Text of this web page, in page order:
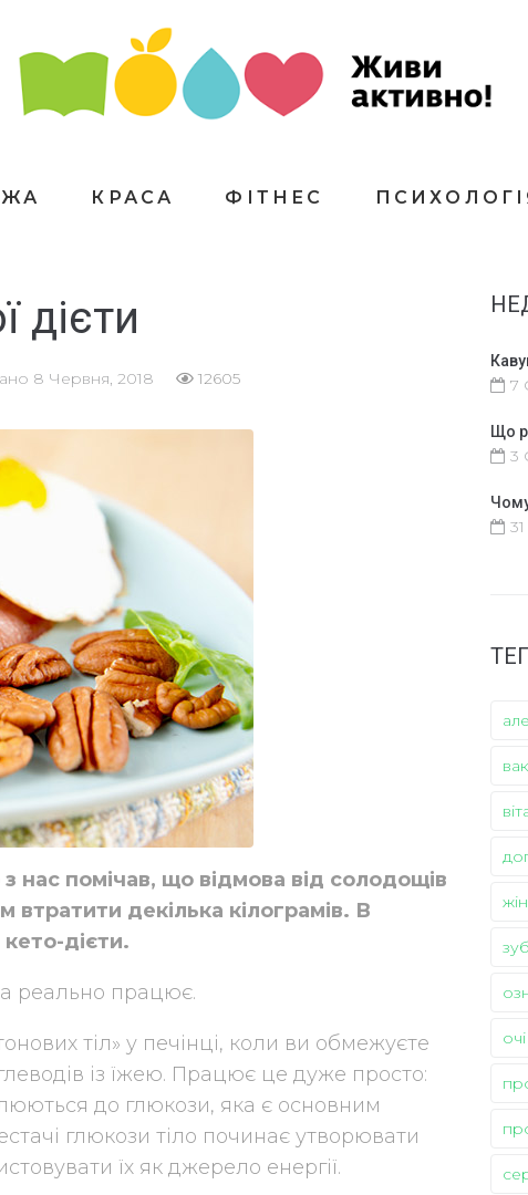
ЇЖА КРАСА ФІТНЕС
дієти
8 Червня, 2018 12605
нас помічав, що відмова від солодощів
декілька кілограмів. В
дієти.
реально працює.
тіл» у печінці, коли ви обмежуєте
із їжею. Працює це дуже просто:
до глюкози, яка є основним
глюкози тіло починає утворювати
їх як джерело енергії.
7
Що
3
очі